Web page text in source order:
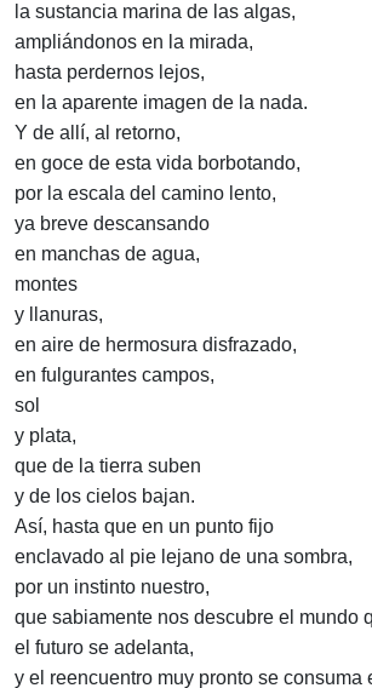
la sustancia marina de las algas,
ampliándonos en la mirada,
hasta perdernos lejos,
en la aparente imagen de la nada.
Y de allí, al retorno,
en goce de esta vida borbotando,
por la escala del camino lento,
ya breve descansando
en manchas de agua,
montes
y llanuras,
en aire de hermosura disfrazado,
en fulgurantes campos,
sol
y plata,
que de la tierra suben
y de los cielos bajan.
Así, hasta que en un punto fijo
enclavado al pie lejano de una sombra,
por un instinto nuestro,
que sabiamente nos descubre el mundo
el futuro se adelanta,
y el reencuentro muy pronto se consuma